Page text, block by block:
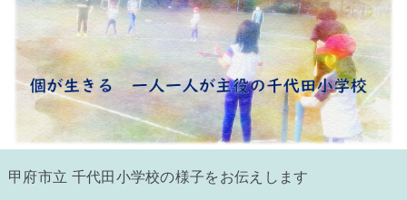
甲府市立 千代田小学校の様子をお伝えします